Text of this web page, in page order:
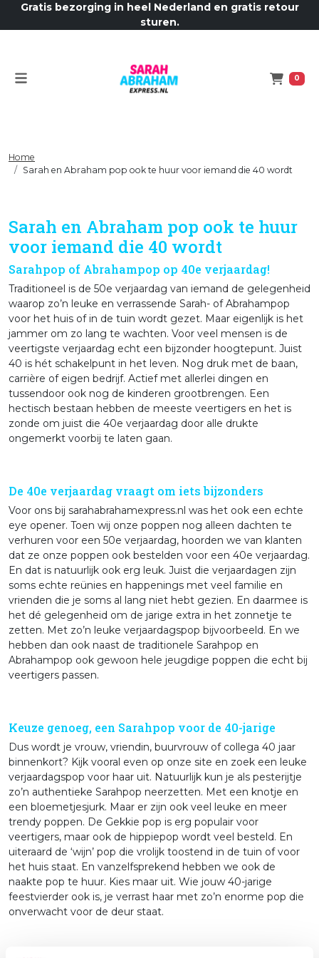
Gratis bezorging in heel Nederland en gratis retour
sturen.
Menu 0
Home
Sarah en Abraham pop ook te huur voor iemand die 40 wordt
Sarah en Abraham pop ook te huur
voor iemand die 40 wordt
Sarahpop of Abrahampop op 40e verjaardag!
Traditioneel is de 50e verjaardag van iemand de gelegenheid
waarop zo’n leuke en verrassende Sarah- of Abrahampop
voor het huis of in de tuin wordt gezet. Maar eigenlijk is het
jammer om zo lang te wachten. Voor veel mensen is de
veertigste verjaardag echt een bijzonder hoogtepunt. Juist
40 is hét schakelpunt in het leven. Nog druk met de baan,
carrière of eigen bedrijf. Actief met allerlei dingen en
tussendoor ook nog de kinderen grootbrengen. Een
hectisch bestaan hebben de meeste veertigers en het is
zonde om juist die 40e verjaardag door alle drukte
ongemerkt voorbij te laten gaan.
De 40e verjaardag vraagt om iets bijzonders
Voor ons bij sarahabrahamexpress.nl was het ook een echte
eye opener. Toen wij onze poppen nog alleen dachten te
verhuren voor een 50e verjaardag, hoorden we van klanten
dat ze onze poppen ook bestelden voor een 40e verjaardag.
En dat is natuurlijk ook erg leuk. Juist die verjaardagen zijn
soms echte reünies en happenings met veel familie en
vrienden die je soms al lang niet hebt gezien. En daarmee is
het dé gelegenheid om de jarige extra in het zonnetje te
zetten. Met zo’n leuke verjaardagspop bijvoorbeeld. En we
hebben dan ook naast de traditionele Sarahpop en
Abrahampop ook gewoon hele jeugdige poppen die echt bij
veertigers passen.
Keuze genoeg, een Sarahpop voor de 40-jarige
Dus wordt je vrouw, vriendin, buurvrouw of collega 40 jaar
binnenkort? Kijk vooral even op onze site en zoek een leuke
verjaardagspop voor haar uit. Natuurlijk kun je als pesterijtje
zo’n authentieke Sarahpop neerzetten. Met een knotje en
een bloemetjesjurk. Maar er zijn ook veel leuke en meer
trendy poppen. De Gekkie pop is erg populair voor
veertigers, maar ook de hippiepop wordt veel besteld. En
uiteraard de ‘wijn’ pop die vrolijk toostend in de tuin of voor
het huis staat. En vanzelfsprekend hebben we ook de
naakte pop te huur. Kies maar uit. Wie jouw 40-jarige
feestvierder ook is, je verrast haar met zo’n enorme pop die
onverwacht voor de deur staat.